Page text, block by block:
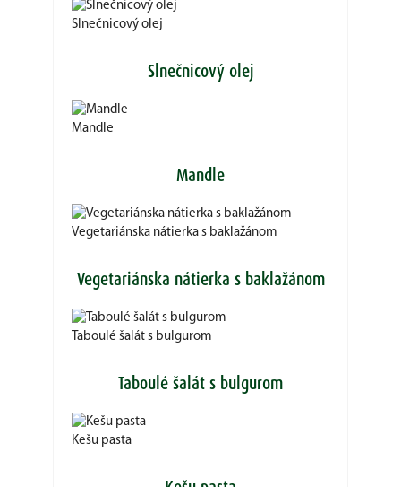
Slnečnicový olej
Slnečnicový olej
Mandle
Mandle
Vegetariánska nátierka s baklažánom
Vegetariánska nátierka s baklažánom
Taboulé šalát s bulgurom
Taboulé šalát s bulgurom
Kešu pasta